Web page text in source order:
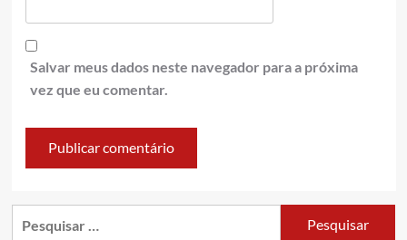
Salvar meus dados neste navegador para a próxima
vez que eu comentar.